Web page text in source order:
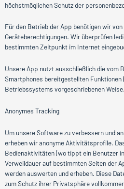
höchstmöglichen Schutz der
Für den Betrieb der App benötigen wir
Geräteberechtigungen. Wir überprüfen
bestimmten Zeitpunkt im Internet
Unsere App nutzt ausschließlich die vom
Smartphones bereitgestellten Funktionen
Betriebssystems vorgeschriebenen Weise.
Anonymes Tracking
Um unsere Software zu verbessern und
erheben wir anonyme Aktivitätsprofile.
Bedienaktivitäten (wo tippt ein Benutzer
Verweildauer auf bestimmten Seiten der
werden auswerten und erheben. Diese
zum Schutz ihrer Privatsphäre